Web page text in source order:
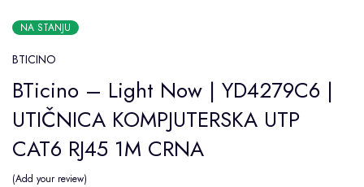
NA STANJU
BTICINO
BTicino – Light Now | YD4279C6 |
UTIČNICA KOMPJUTERSKA UTP
CAT6 RJ45 1M CRNA
Add your review